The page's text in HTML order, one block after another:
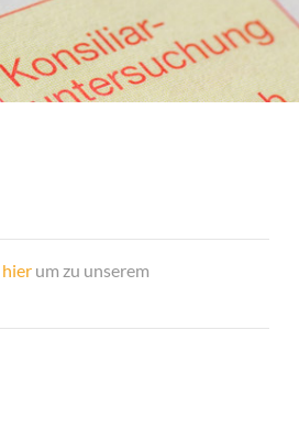
hier um zu unserem